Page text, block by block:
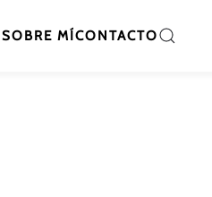
SOBRE MÍCONTACTO